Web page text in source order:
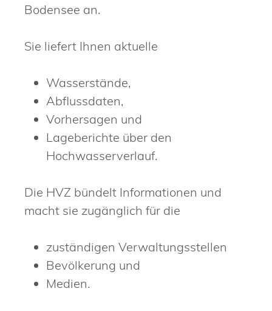
Bodensee an.
Sie liefert Ihnen aktuelle
Wasserstände,
Abflussdaten,
Vorhersagen und
Lageberichte über den
Hochwasserverlauf.
Die HVZ bündelt Informationen und
macht sie zugänglich für die
zuständigen Verwaltungsstellen
Bevölkerung und
Medien.